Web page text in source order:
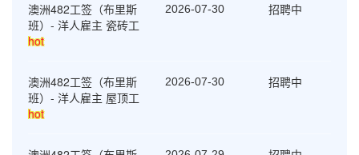
澳洲482工签（布里斯
班）- 洋人雇主 瓷砖工
hot
2026-07-30 招聘中
澳洲482工签（布里斯
班）- 洋人雇主 屋顶工
hot
2026-07-30 招聘中